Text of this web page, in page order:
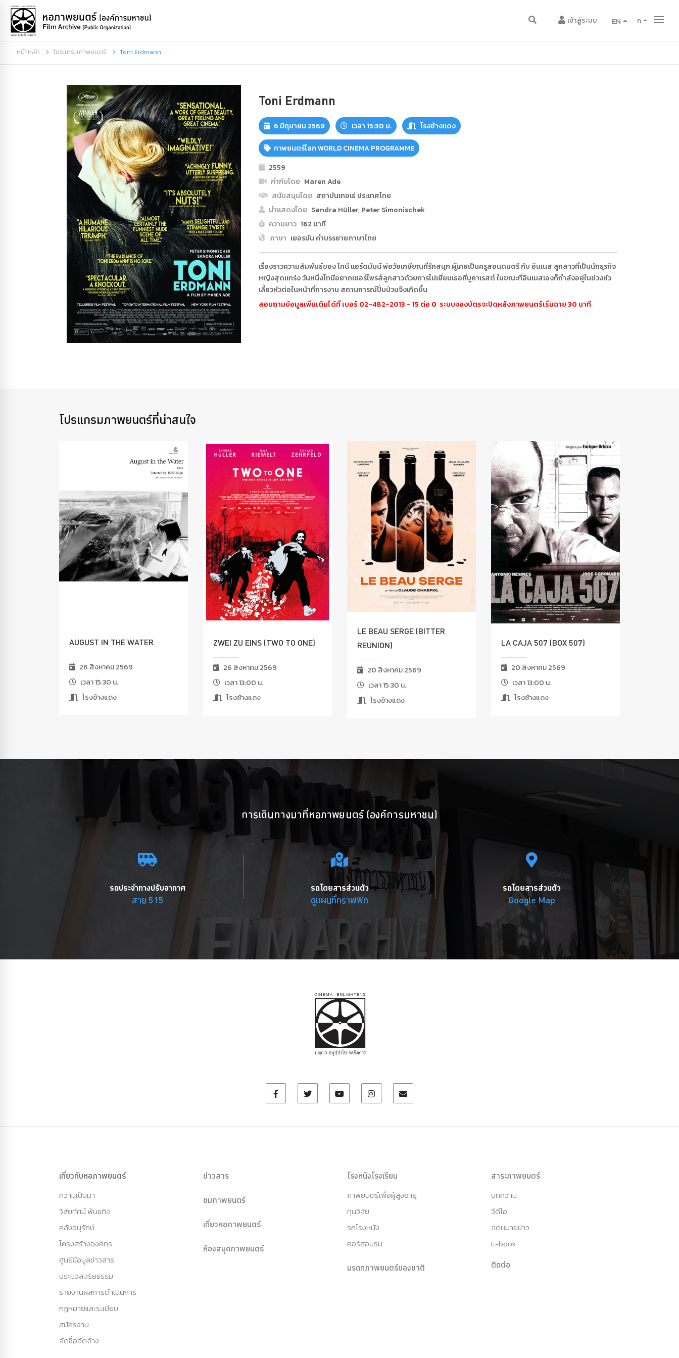
เข้าสู่ระบบ EN ก
หน้าหลัก โปรแกรมภาพยนตร์ Toni Erdmann
Toni Erdmann
6 มิถุนายน 2569 เวลา 15:30 น. โรงช้างแดง
ภาพยนตร์โลก WORLD CINEMA PROGRAMME
2559
กำกับโดย Maren Ade
สนับสนุนโดย สถาบันเกอเธ่ ประเทศไทย
นำแสดงโดย Sandra Hüller, Peter Simonischek
ความยาว 162 นาที
ภาษา เยอรมัน คำบรรยายภาษาไทย
เรื่องราวความสัมพันธ์ของ โทนี แอร์ดมันน์ พ่อวัยเกษียณที่รักสนุก ผู้เคยเป็นครูสอนดนตรี กับ อินเนส ลูกสาวที่เป็นนักธุรกิจ
หญิงสุดแกร่ง วันหนึ่งโทนีอยากเซอร์ไพรส์ลูกสาวด้วยการไปเยี่ยมเธอที่บูคาเรสต์ ในขณะที่อินเนสเองก็กำลังอยู่ในช่วงหัว
เลี้ยวหัวต่อในหน้าที่การงาน สถานการณ์ปั่นป่วนจึงเกิดขึ้น
สอบถามข้อมูลเพิ่มเติมได้ที่ เบอร์ 02-482-2013 - 15 ต่อ 0 ระบบจองบัตรจะปิดหลังภาพยนตร์เริ่มฉาย 30 นาที
โปรแกรมภาพยนตร์ที่น่าสนใจ
AUGUST IN THE WATER
26 สิงหาคม 2569
เวลา 15:30 น.
โรงช้างแดง
ZWEI ZU EINS (TWO TO ONE)
26 สิงหาคม 2569
เวลา 13:00 น.
โรงช้างแดง
LE BEAU SERGE (BITTER
REUNION)
20 สิงหาคม 2569
เวลา 15:30 น.
โรงช้างแดง
LA CAJA 507 (BOX 507)
20 สิงหาคม 2569
เวลา 13:00 น.
โรงช้างแดง
การเดินทางมาที่หอภาพยนตร์ (องค์การมหาชน)
รถประจำทางปรับอากาศ
สาย 515
รถโดยสารส่วนตัว
ดูแผนที่กราฟฟิก
รถโดยสารส่วนตัว
Google Map
เกี่ยวกับหอภาพยนตร์
ความเป็นมา
วิสัยทัศน์ พันธกิจ
คลังอนุรักษ์
โครงสร้างองค์กร
ศูนย์ข้อมูลข่าวสาร
ประมวลจริยธรรม
รายงานผลการดำเนินการ
กฏหมายและระเบียบ
สมัครงาน
จัดซื้อจัดจ้าง
ข่าวสาร
ชมภาพยนตร์
เที่ยวหอภาพยนตร์
ห้องสมุดภาพยนตร์
โรงหนังโรงเรียน
ภาพยนตร์เพื่อผู้สูงอายุ
ทุนวิจัย
รถโรงหนัง
คอร์สอบรม
มรดกภาพยนตร์ของชาติ
สาระภาพยนตร์
บทความ
วีดีโอ
จดหมายข่าว
E-book
ติดต่อ